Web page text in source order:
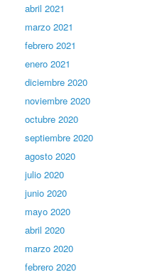
abril 2021
marzo 2021
febrero 2021
enero 2021
diciembre 2020
noviembre 2020
octubre 2020
septiembre 2020
agosto 2020
julio 2020
junio 2020
mayo 2020
abril 2020
marzo 2020
febrero 2020